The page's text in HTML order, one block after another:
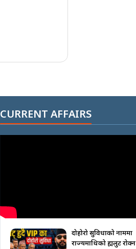
CURRENT AFFAIRS
दोहोरो सुविधाको नाममा
राज्यमाथिको ब्रह्मलुट रोक्न